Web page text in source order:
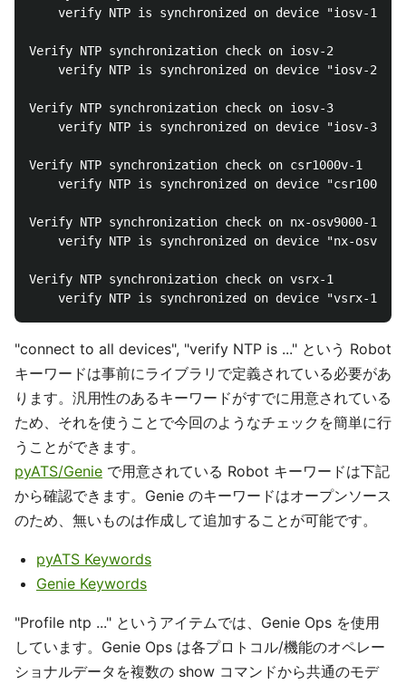
    verify NTP is synchronized on device "iosv-1"
Verify NTP synchronization check on iosv-2
    verify NTP is synchronized on device "iosv-2"
Verify NTP synchronization check on iosv-3
    verify NTP is synchronized on device "iosv-3"
Verify NTP synchronization check on csr1000v-1
verify NTP is synchronized on device "csr1000v-
Verify NTP synchronization check on nx-osv9000-1
verify NTP is synchronized on device "nx-
Verify NTP synchronization check on vsrx-1
"connect to all devices", "verify NTP is ..." という Robot
キーワードは事前にライブラリで定義されている必要があ
ります。汎用性のあるキーワードがすでに用意されている
ため、それを使うことで今回のようなチェックを簡単に行
うことができます。
pyATS/Genie で用意されている Robot キーワードは下記
から確認できます。Genie のキーワードはオープンソース
のため、無いものは作成して追加することが可能です。
pyATS Keywords
Genie Keywords
"Profile ntp ..." というアイテムでは、Genie Ops を使用
しています。Genie Ops は各プロトコル/機能のオペレー
ショナルデータを複数の show コマンドから共通のモデ